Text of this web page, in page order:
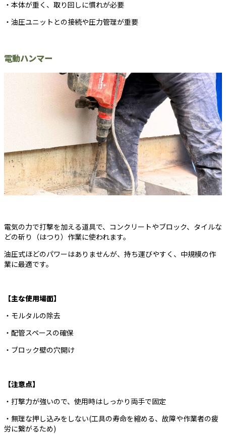
・本体が重く、取り回しに慣れが必要
・油圧ユニットとの接続や圧力管理が重要
電動ハンマー
電気の力で打撃を加える道具で、コンクリートやブロック、タイルな
どの斫り（はつり）作業に使われます。
油圧式ほどのパワーはありませんが、持ち運びやすく、中規模の作
業に最適です。
【主な使用場面】
・モルタルの除去
・配管スペースの確保
・ブロック壁の穴開け
【注意点】
・打撃力が強いので、使用時はしっかり両手で固定
・無理な押し込みをしない(工具の寿命を縮める、故障や作業者の疲
労に繋がるため)